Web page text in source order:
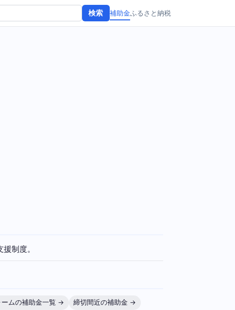
検索 補助金ふるさと納税
制度。
ームの補助金一覧 →
締切間近の補助金 →